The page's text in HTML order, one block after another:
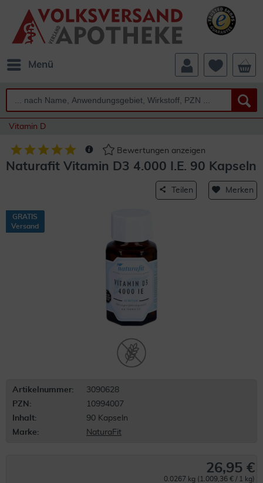
Menü
Vitamin D
Bewertungen anzeigen
Naturafit Vitamin D3 4.000 I.E. 90 Kapseln
Teilen Merken
GRATIS
Versand
Artikelnummer:
3090628
PZN:
10994007
Inhalt:
90 Kapseln
Marke:
NaturaFit
26,95 €
0.0267 kg (1.009,36 € / 1 kg)